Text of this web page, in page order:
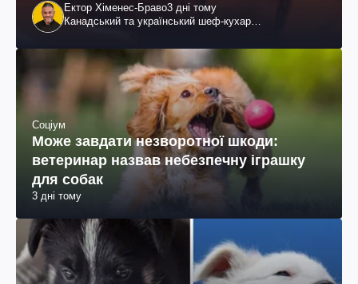
Ектор Хіменес-Браво3 дні тому
Канадський та український шеф-кухар
Соціум
Може завдати незворотної шкоди:
ветеринар назвав небезпечну іграшку
для собак
3 дні тому